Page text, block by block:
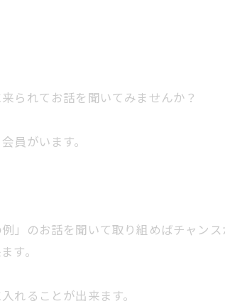
られてお話を聞いてみませんか？
員がいます。
」のお話を聞いて取り組めばチャン
す。
れることが出来ます。